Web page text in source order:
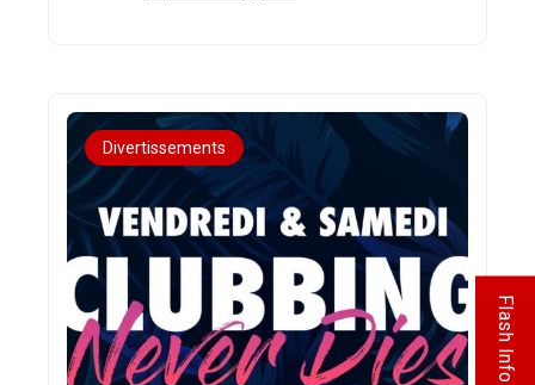
Divertissements
Flash Info